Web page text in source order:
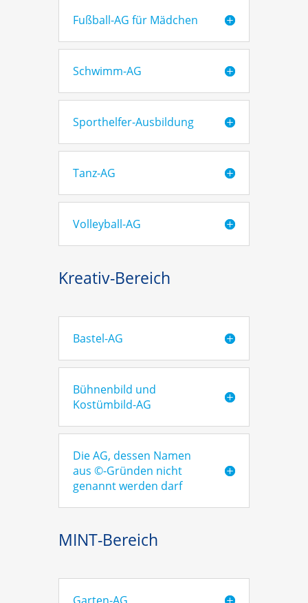
Fußball-AG für Mädchen
Schwimm-AG
Sporthelfer-Ausbildung
Tanz-AG
Volleyball-AG
Kreativ-Bereich
Bastel-AG
Bühnenbild und
Kostümbild-AG
Die AG, dessen Namen
aus ©-Gründen nicht
genannt werden darf
MINT-Bereich